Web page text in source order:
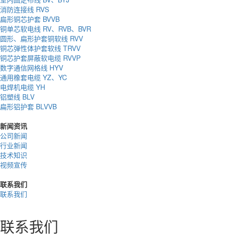
消防连接线 RVS
扁形铜芯护套 BVVB
铜单芯软电线 RV、RVB、BVR
圆形、扁形护套铜软线 RVV
铜芯弹性体护套软线 TRVV
铜芯护套屏蔽软电缆 RVVP
数字通信网格线 HYV
通用橡套电缆 YZ、YC
电焊机电缆 YH
铝塑线 BLV
扁形铝护套 BLVVB
新闻资讯
公司新闻
行业新闻
技术知识
视频宣传
联系我们
联系我们
联系我们